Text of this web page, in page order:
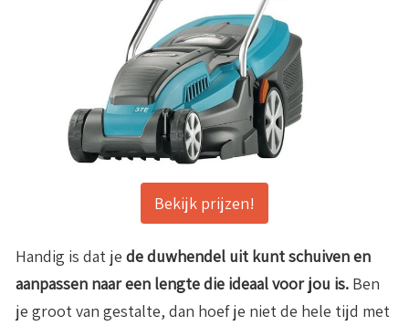
Bekijk prijzen!
Handig is dat je de duwhendel uit kunt schuiven en
aanpassen naar een lengte die ideaal voor jou is. Ben
je groot van gestalte, dan hoef je niet de hele tijd met